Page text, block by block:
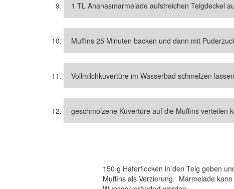
1 TL Ananasmarmelade aufstreichen Teigdeckel
Muffins 25 Minuten backen und dann mit
Vollmilchkuvertüre im Wasserbad schmelzen lassen
geschmolzene Kuvertüre auf die Muffins verteilen
150 g Haferflocken in den Teig geben
Muffins als Verzierung. Marmelade